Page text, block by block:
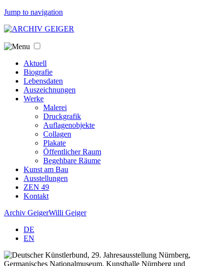
Jump to navigation
Aktuell
Biografie
Lebensdaten
Auszeichnungen
Werke
Malerei
Druckgrafik
Auflagenobjekte
Collagen
Plakate
Öffentlicher Raum
Begehbare Räume
Kunst am Bau
Ausstellungen
ZEN 49
Kontakt
Archiv GeigerWilli Geiger
DE
EN